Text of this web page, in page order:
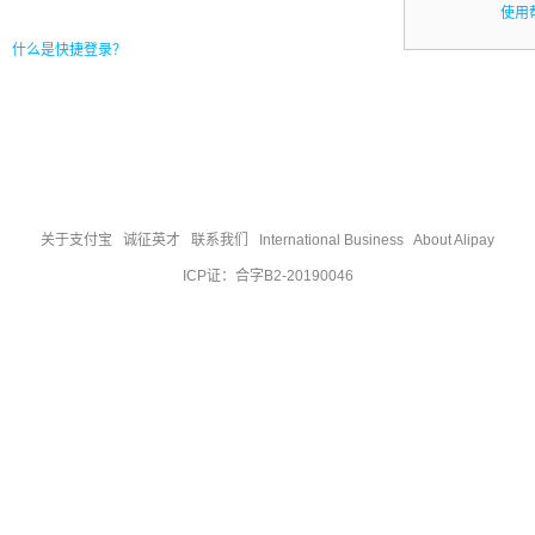
什么是快捷登录？
使用
关于支付宝 诚征英才 联系我们 International Business About Alipay
ICP证：合字B2-20190046